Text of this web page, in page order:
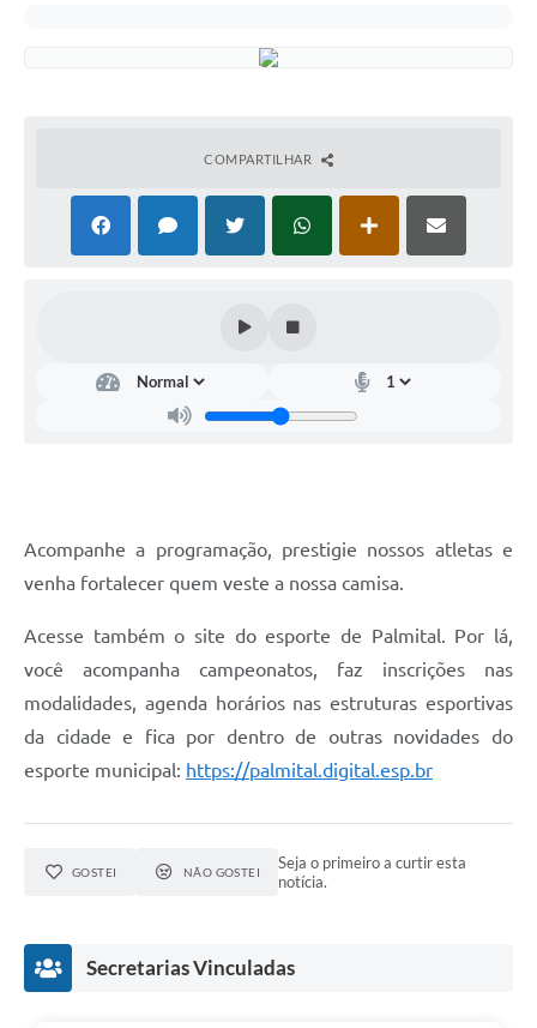
COMPARTILHAR
Acompanhe a programação, prestigie nossos atletas e
venha fortalecer quem veste a nossa camisa.
Acesse também o site do esporte de Palmital. Por lá,
você acompanha campeonatos, faz inscrições nas
modalidades, agenda horários nas estruturas esportivas
da cidade e fica por dentro de outras novidades do
esporte municipal: https://palmital.digital.esp.br
GOSTEI NÃO GOSTEI
Seja o primeiro a curtir esta
notícia.
Secretarias Vinculadas